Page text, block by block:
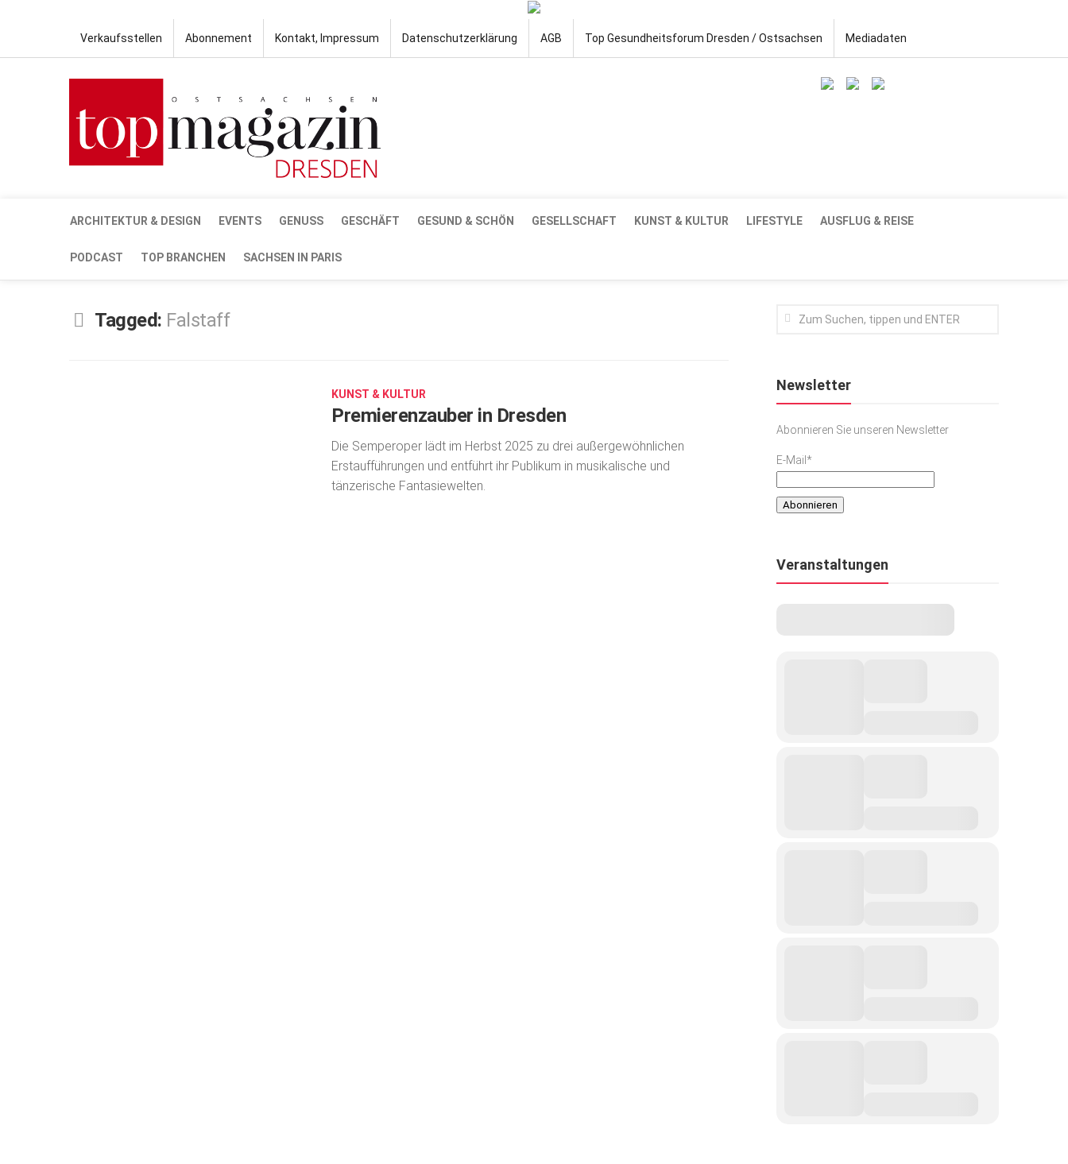
Verkaufsstellen Abonnement Kontakt, Impressum Datenschutzerklärung AGB Top Gesundheitsforum Dresden / Ostsachsen Mediadaten
ARCHITEKTUR & DESIGN EVENTS GENUSS GESCHÄFT GESUND & SCHÖN GESELLSCHAFT KUNST & KULTUR LIFESTYLE AUSFLUG & REISE
PODCAST TOP BRANCHEN SACHSEN IN PARIS
Tagged: Falstaff
KUNST & KULTUR
Premierenzauber in Dresden
Die Semperoper lädt im Herbst 2025 zu drei außergewöhnlichen
Erstaufführungen und entführt ihr Publikum in musikalische und
tänzerische Fantasiewelten.
Newsletter
Abonnieren Sie unseren Newsletter
E-Mail*
Veranstaltungen